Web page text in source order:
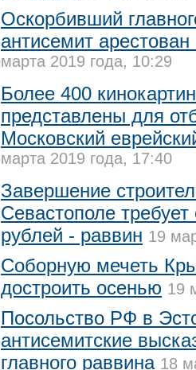
Оскорбивший
антисемит
марта 2019 года, 10:29
Более 400
представлены для
Московский
марта 2019 года, 17:40
Завершение
Севастополе
рублей - раввин 19
Соборную мечеть
достроить осенью 19
Посольство РФ в
антисемитские
главного раввина 18